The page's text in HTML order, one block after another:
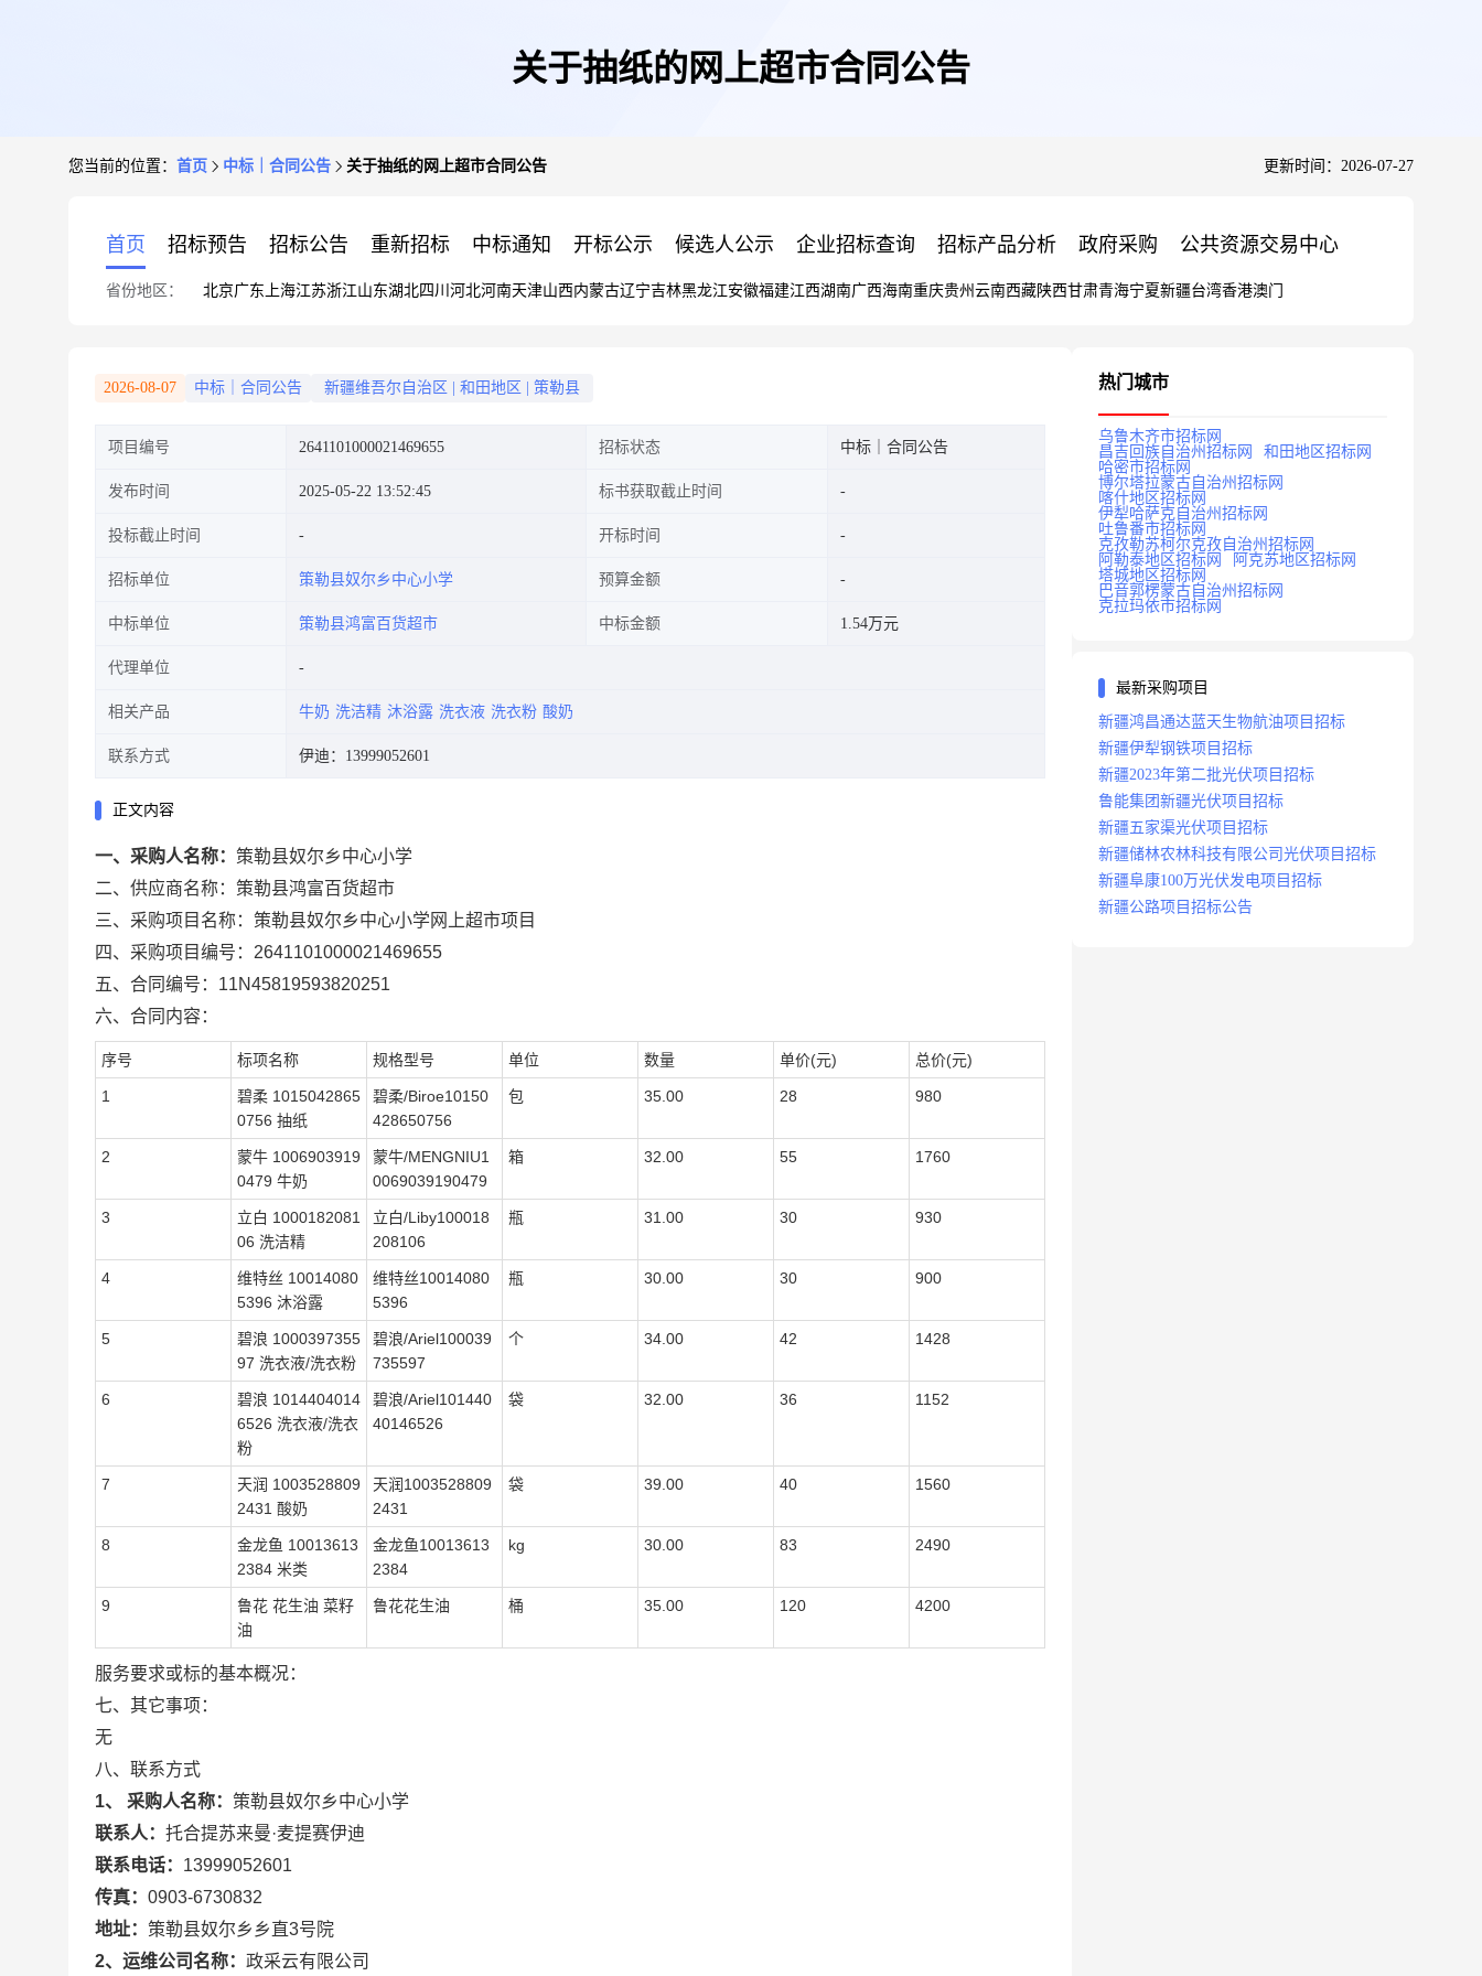
关于抽纸的网上超市合同公告
您当前的位置： 首页 中标｜合同公告 关于抽纸的网上超市合同公告 更新时间：2026-07-27
首页 招标预告 招标公告 重新招标 中标通知 开标公示 候选人公示 企业招标查询 招标产品分析 政府采购 公共资源交易中心
省份地区： 北京广东 上海江苏浙江山东湖北四川 河北河南天津山西内蒙古辽宁吉林黑龙江安徽福建江西湖南广西海南重庆贵州 云南西藏陕西甘肃青海宁夏新疆台湾香港澳门
2026-08-07 中标｜合同公告 新疆维吾尔自治区 和田地区 策勒县
项目编号 2641101000021469655 招标状态 中标｜合同公告
发布时间 2025-05-22 13:52:45 标书获取截止时间
投标截止时间 开标时间
招标单位 策勒县奴尔乡中心小学 预算金额
中标单位 策勒县鸿富百货超市 中标金额 1.54万元
代理单位
相关产品 牛奶 洗洁精 沐浴露 洗衣液 洗衣粉 酸奶
联系方式 伊迪：13999052601
正文内容
一、采购人名称： 策勒县奴尔乡中心小学
二、供应商名称： 策勒县鸿富百货超市
三、采购项目名称： 策勒县奴尔乡中心小学网上超市项目
四、采购项目编号： 2641101000021469655
五、合同编号： 11N45819593820251
六、合同内容：
序号 标项名称 规格型号 单位 数量 单价(元) 总价(元)
1
碧柔 1015042865
0756 抽纸
碧柔/Biroe10150
428650756
包 35.00 28 980
2
蒙牛 1006903919
0479 牛奶
蒙牛/MENGNIU1
0069039190479
箱 32.00 55 1760
3
立白 1000182081
06 洗洁精
立白/Liby100018
208106
瓶 31.00 30 930
4
维特丝 10014080
5396 沐浴露
维特丝10014080
5396
瓶 30.00 30 900
5
碧浪 1000397355
97 洗衣液/洗衣粉
碧浪/Ariel100039
735597
个 34.00 42 1428
6
碧浪 1014404014
6526 洗衣液/洗衣
粉
碧浪/Ariel101440
40146526
袋 32.00 36 1152
7
天润 1003528809
2431 酸奶
天润1003528809
2431
袋 39.00 40 1560
8
金龙鱼 10013613
2384 米类
金龙鱼10013613
2384
kg 30.00 83 2490
9
鲁花 花生油 菜籽
油
鲁花花生油 桶 35.00 120 4200
服务要求或标的基本概况：
七、其它事项：
无
八、联系方式
1、 采购人名称： 策勒县奴尔乡中心小学
联系人： 托合提苏来曼·麦提赛伊迪
联系电话： 13999052601
传真： 0903-6730832
地址： 策勒县奴尔乡乡直3号院
2、运维公司名称： 政采云有限公司
热门城市
乌鲁木齐市招标网
昌吉回族自治州招标网
和田地区招标网
哈密市招标网
博尔塔拉蒙古自治州招标网
喀什地区招标网
伊犁哈萨克自治州招标网
吐鲁番市招标网
克孜勒苏柯尔克孜自治州招标网
阿勒泰地区招标网
阿克苏地区招标网
塔城地区招标网
巴音郭楞蒙古自治州招标网
克拉玛依市招标网
最新采购项目
新疆鸿昌通达蓝天生物航油项目招标
新疆伊犁钢铁项目招标
新疆2023年第二批光伏项目招标
鲁能集团新疆光伏项目招标
新疆五家渠光伏项目招标
新疆储林农林科技有限公司光伏项目招标
新疆阜康100万光伏发电项目招标
新疆公路项目招标公告